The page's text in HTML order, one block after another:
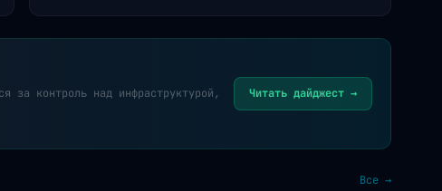
за контроль над инфраструктурой,
Читать дайджест →
Все →